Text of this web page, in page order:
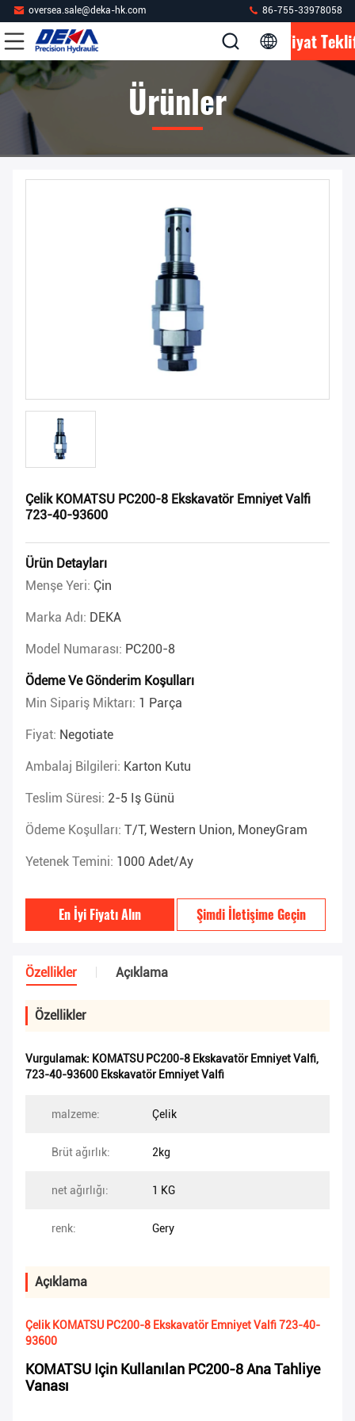
oversea.sale@deka-hk.com 86-755-33978058
Fiyat
Ürünler
Çelik KOMATSU PC200-8 Ekskavatör Emniyet Valfi
723-40-93600
Ürün Detayları
Menşe Yeri: Çin
Marka Adı: DEKA
Model Numarası: PC200-8
Ödeme Ve Gönderim Koşulları
Min Sipariş Miktarı: 1 Parça
Fiyat: Negotiate
Ambalaj Bilgileri: Karton Kutu
Teslim Süresi: 2-5 Iş Günü
Ödeme Koşulları: T/T, Western Union, MoneyGram
Yetenek Temini: 1000 Adet/ay
En İyi Fiyatı Alın Şimdi İletişime Geçin
Özellikler Açıklama
Özellikler
Vurgulamak: KOMATSU PC200-8 Ekskavatör Emniyet Valfi,
723-40-93600 Ekskavatör Emniyet Valfi
malzeme: Çelik
Brüt ağırlık: 2kg
net ağırlığı: 1 KG
renk: Gery
Açıklama
Çelik KOMATSU PC200-8 Ekskavatör Emniyet Valfi 723-40-
93600
KOMATSU Için Kullanılan PC200-8 Ana Tahliye
Vanası